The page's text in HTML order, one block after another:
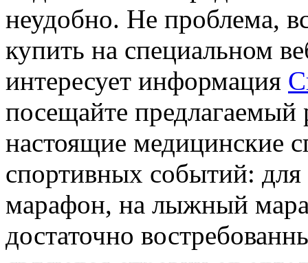
неудобно. Не проблема,
купить на специальном
интересует информация
посещайте предлагаемый
настоящие медицинские
спортивных событий:
марафон, на лыжный
достаточно